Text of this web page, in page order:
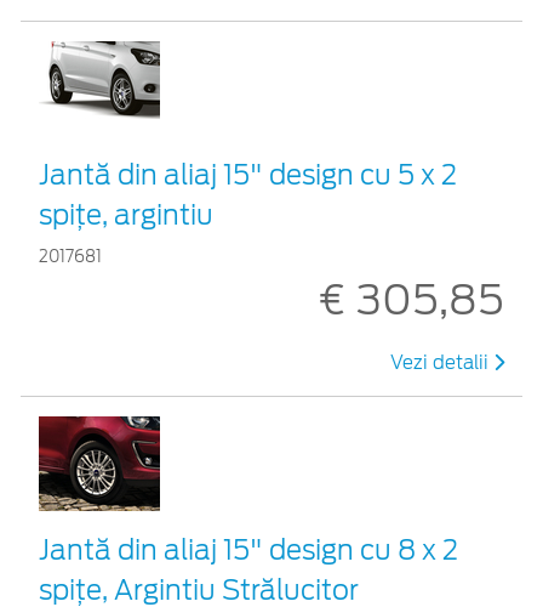
Jantă din aliaj 15" design cu 5 x 2
spițe, argintiu
2017681
€ 305,85
Vezi detalii
Jantă din aliaj 15" design cu 8 x 2
spițe, Argintiu Strălucitor